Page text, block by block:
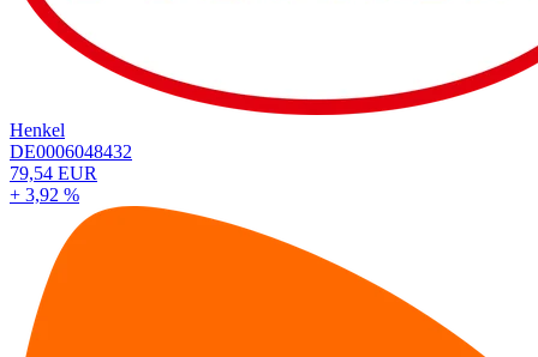
Henkel
DE0006048432
79,54 EUR
+ 3,92 %